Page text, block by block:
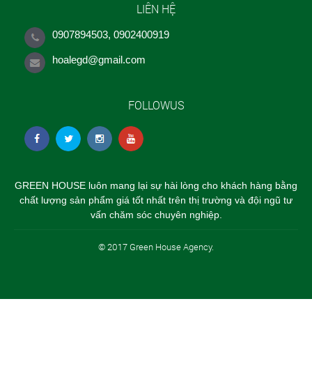
LIÊN HỆ
0907894503, 0902400919
hoalegd@gmail.com
FOLLOWUS
GREEN HOUSE luôn mang lại sự hài lòng cho khách hàng bằng
chất lượng sản phẩm giá tốt nhất trên thị trường và đội ngũ tư
vấn chăm sóc chuyên nghiệp.
© 2017 Green House Agency.